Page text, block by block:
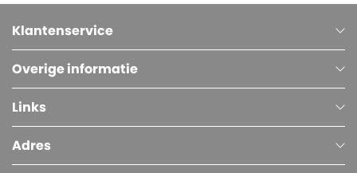
Klantenservice
Overige informatie
Links
Adres